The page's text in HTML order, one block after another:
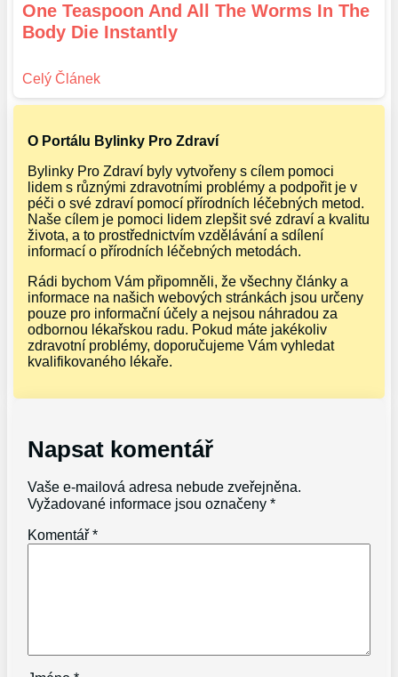
One Teaspoon And All The Worms In The
Body Die Instantly
O Portálu Bylinky Pro Zdraví
Bylinky Pro Zdraví byly vytvořeny s cílem pomoci
lidem s různými zdravotními problémy a podpořit je v
péči o své zdraví pomocí přírodních léčebných metod.
Naše cílem je pomoci lidem zlepšit své zdraví a kvalitu
života, a to prostřednictvím vzdělávání a sdílení
informací o přírodních léčebných metodách.
Rádi bychom Vám připomněli, že všechny články a
informace na našich webových stránkách jsou určeny
pouze pro informační účely a nejsou náhradou za
odbornou lékařskou radu. Pokud máte jakékoliv
zdravotní problémy, doporučujeme Vám vyhledat
kvalifikovaného lékaře.
Napsat komentář
Vaše e-mailová adresa nebude zveřejněna.
Vyžadované informace jsou označeny*
Komentář*